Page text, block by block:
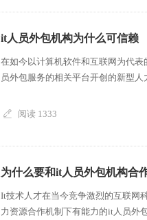
it人员外包机构为什么可信赖
在如今以计算机软件和互联网为代
员外包服务的相关平台开创的新型
阅读 1333
为什么要和it人员外包机构合
It技术人才在当今竞争激烈的互联网
力资源合作机制下有能力的it人员外